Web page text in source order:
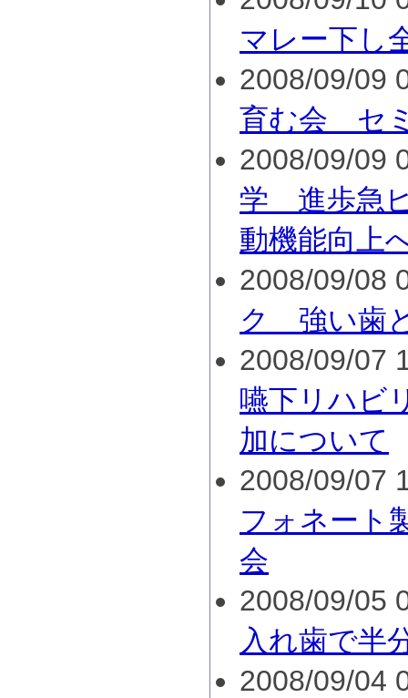
マレー下し
2008/09/09
育む会 セ
2008/09/09
学 進歩急
動機能向上
2008/09/08
ク 強い歯
2008/09/07
嚥下リハビ
加について
2008/09/07
フォネート
会
2008/09/05
入れ歯で半
2008/09/04